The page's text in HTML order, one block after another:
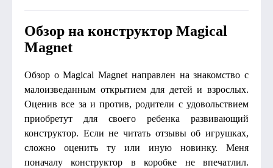
Обзор на конструктор Magical
Magnet
Обзор о Magical Magnet направлен на знакомство с
малоизведанным открытием для детей и взрослых.
Оценив все за и против, родители с удовольствием
приобретут для своего ребенка развивающий
конструктор. Если не читать отзывы об игрушках,
сложно оценить ту или иную новинку. Меня
поначалу конструктор в коробке не впечатлил.